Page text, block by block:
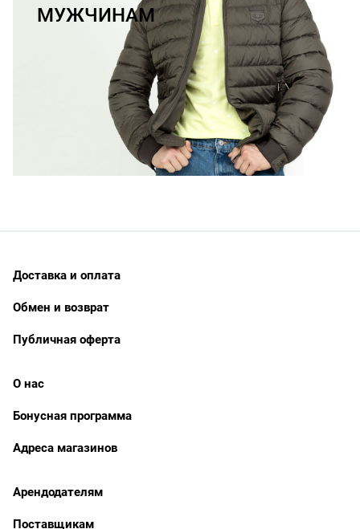
МУЖЧИНАМ
Доставка и оплата
Обмен и возврат
Публичная оферта
О нас
Бонусная программа
Адреса магазинов
Арендодателям
Поставщикам